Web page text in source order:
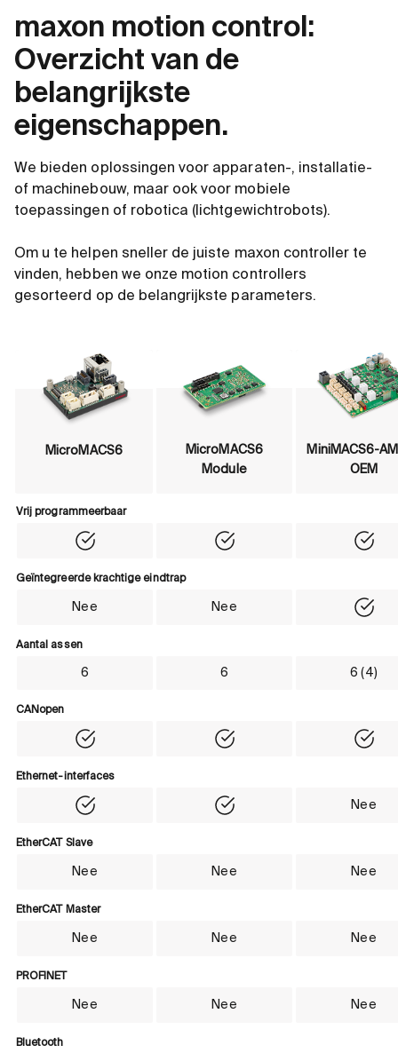
maxon motion control:
Overzicht van de
belangrijkste
eigenschappen.
We bieden oplossingen voor apparaten-, installatie-
of machinebouw, maar ook voor mobiele
toepassingen of robotica (lichtgewichtrobots).
Om u te helpen sneller de juiste maxon controller te
vinden, hebben we onze motion controllers
gesorteerd op de belangrijkste parameters.
Product comparison table - Motion controls
MicroMACS6
MicroMACS6
Module
MiniMACS6-
OEM
Vrij programmeerbaar
Vrij programmeerbaar
Geïntegreerde krachtige eindtrap
Nee
Nee
Aantal assen
Aantal assen
6 6 6 (4)
CANopen
CANopen
Ethernet-interfaces
Ethernet-interfaces
Nee
EtherCAT Slave
Nee Nee Nee
EtherCAT Master
Nee Nee Nee
PROFINET
Nee Nee Nee
Bluetooth